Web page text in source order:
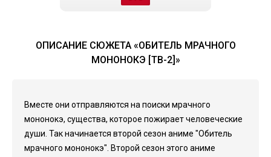
ОПИСАНИЕ СЮЖЕТА «ОБИТЕЛЬ МРАЧНОГО
МОНОНОКЭ [ТВ-2]»
Вместе они отправляются на поиски мрачного
мононокэ, существа, которое пожирает человеческие
души. Так начинается второй сезон аниме "Обитель
мрачного мононокэ". Второй сезон этого аниме